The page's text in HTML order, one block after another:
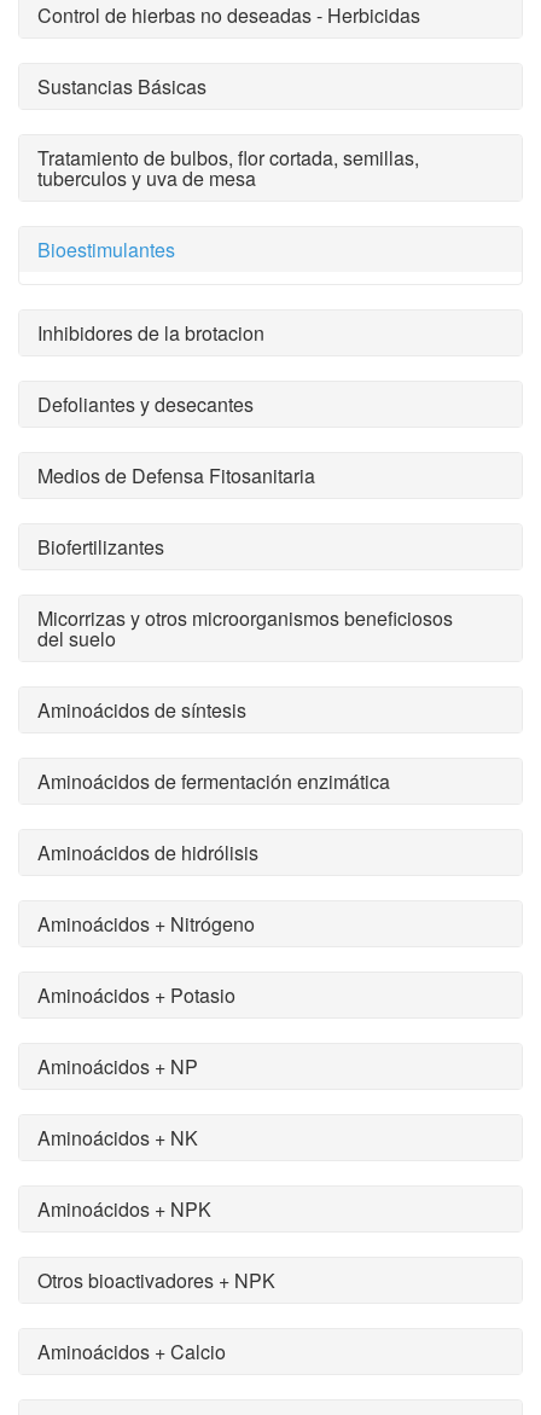
Control de hierbas no deseadas - Herbicidas
Sustancias Básicas
Tratamiento de bulbos, flor cortada, semillas,
tuberculos y uva de mesa
Bioestimulantes
Inhibidores de la brotacion
Defoliantes y desecantes
Medios de Defensa Fitosanitaria
Biofertilizantes
Micorrizas y otros microorganismos beneficiosos
del suelo
Aminoácidos de síntesis
Aminoácidos de fermentación enzimática
Aminoácidos de hidrólisis
Aminoácidos + Nitrógeno
Aminoácidos + Potasio
Aminoácidos + NP
Aminoácidos + NK
Aminoácidos + NPK
Otros bioactivadores + NPK
Aminoácidos + Calcio